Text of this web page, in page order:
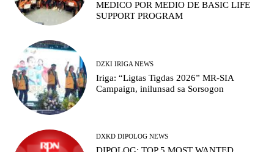
MEDICO POR MEDIO DE BASIC LIFE
SUPPORT PROGRAM
DZKI IRIGA NEWS
Iriga: “Ligtas Tigdas 2026” MR-SIA
Campaign, inilunsad sa Sorsogon
DXKD DIPOLOG NEWS